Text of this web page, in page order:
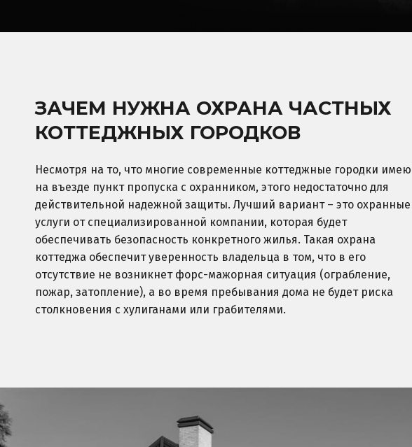
ЗАЧЕМ НУЖНА ОХРАНА ЧАСТНЫХ
КОТТЕДЖНЫХ ГОРОДКОВ
Несмотря на то, что многие современные коттеджные городки
на въезде пункт пропуска с охранником, этого недостаточно для
действительной надежной защиты. Лучший вариант – это охранные
услуги от специализированной компании, которая будет
обеспечивать безопасность конкретного жилья. Такая охрана
коттеджа обеспечит уверенность владельца в том, что в его
отсутствие не возникнет форс-мажорная ситуация (ограбление,
пожар, затопление), а во время пребывания дома не будет риска
столкновения с хулиганами или грабителями.